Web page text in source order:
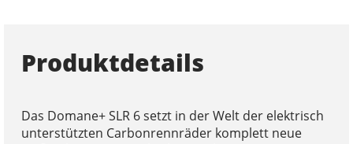
Produktdetails
Das Domane+ SLR 6 setzt in der Welt der elektrisch
unterstützten Carbonrennräder komplett neue